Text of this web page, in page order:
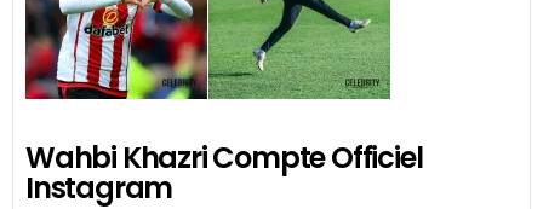
Wahbi Khazri Compte Officiel
Instagram